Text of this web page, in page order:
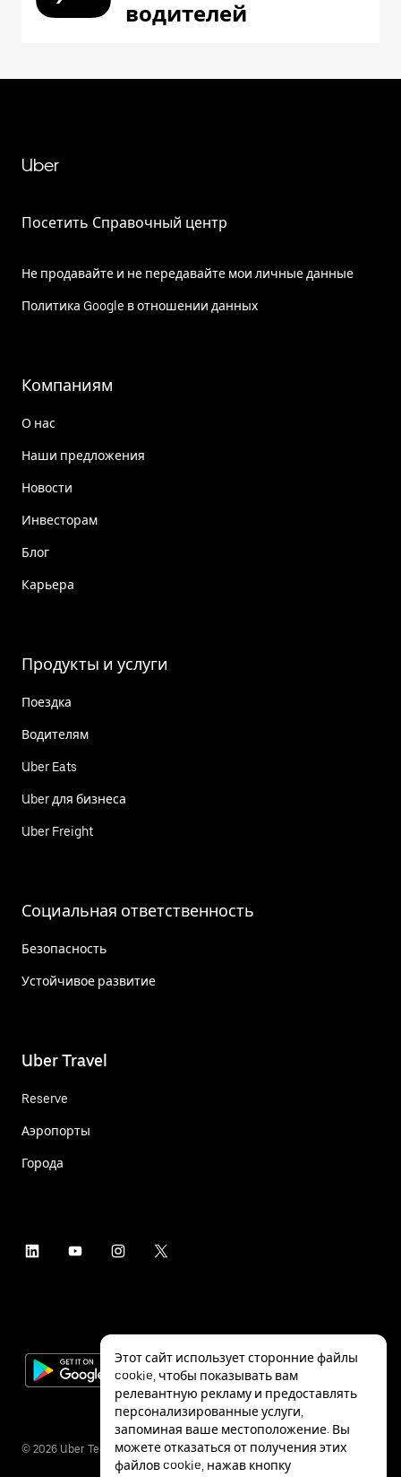
водителей
Uber
Посетить Справочный центр
Не продавайте и не передавайте мои личные данные
Политика Google в отношении данных
Компаниям
О нас
Наши предложения
Новости
Инвесторам
Блог
Карьера
Продукты и услуги
Поездка
Водителям
Uber Eats
Uber для бизнеса
Uber Freight
Социальная ответственность
Безопасность
Устойчивое развитие
Uber Travel
Reserve
Аэропорты
Города
© 2026 Uber Technologies Inc.
Этот сайт использует сторонние файлы
cookie, чтобы показывать вам
релевантную рекламу и предоставлять
персонализированные услуги,
запоминая ваше местоположение. Вы
можете отказаться от получения этих
файлов cookie, нажав кнопку